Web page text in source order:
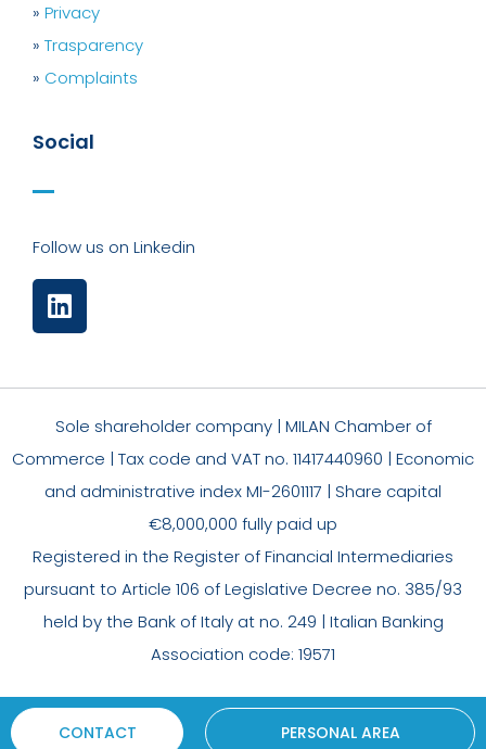
» Privacy
» Trasparency
» Complaints
Social
Follow us on Linkedin
Sole shareholder company | MILAN Chamber of
Commerce | Tax code and VAT no. 11417440960 | Economic
and administrative index MI-2601117 | Share capital
€8,000,000 fully paid up
Registered in the Register of Financial Intermediaries
pursuant to Article 106 of Legislative Decree no. 385/93
held by the Bank of Italy at no. 249 | Italian Banking
Association code: 19571
CONTACT PERSONAL AREA